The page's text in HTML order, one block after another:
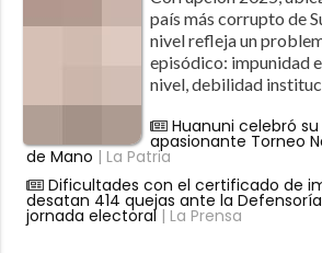
país más corrupto de
nivel refleja un
episódico: impunidad
nivel, debilidad
Huanuni celebró
apasionante Torneo
de Mano | La Patria
Dificultades con el certificado de
desatan 414 quejas ante la
jornada electoral| La Prensa